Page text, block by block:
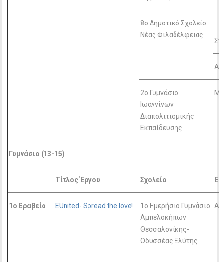
8ο Δημοτικό Σχολείο
Νέας Φιλαδέλφειας
2ο Γυμνάσιο
Ιωαννίνων
Διαπολιτισμικής
Εκπαίδευσης
Γυμνάσιο (13-15)
Τίτλος Έργου Σχολείο
1o Βραβείο EUnited- Spread the love!
1ο Ημερήσιο Γυμνάσιο
Αμπελοκήπων
Θεσσαλονίκης-
Οδυσσέας Ελύτης